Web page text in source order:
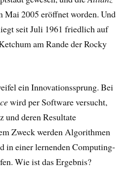
Mai 2005 eröffnet worden. Und
seit Juli 1961 friedlich auf
am Rande der Rocky
ein Innovationssprung. Bei
wird per Software versucht,
und deren Resultate
Zweck werden Algorithmen
in einer lernenden Computing-
Wie ist das Ergebnis?